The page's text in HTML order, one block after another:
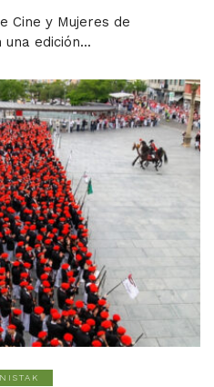
Cine y Mujeres de
edición...